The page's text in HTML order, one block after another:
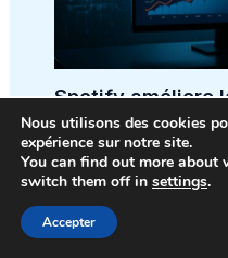
Spotify améliore
marques grâce à
artificielle pour
transparence
Nous utilisons des cookies
expérience sur notre site.
You can find out more about
switch them off in settings.
Accepter